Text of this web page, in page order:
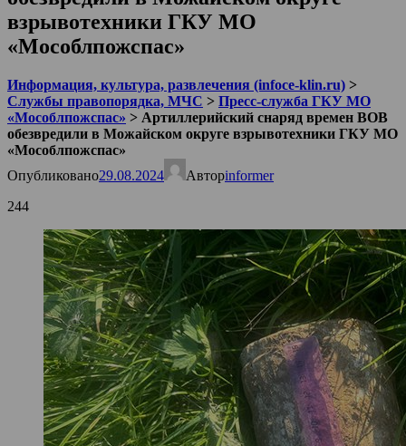
взрывотехники ГКУ МО
«Мособлпожспас»
Информация, культура, развлечения (infoce-klin.ru) >
Службы правопорядка, МЧС > Пресс-служба ГКУ МО
«Мособлпожспас» > Артиллерийский снаряд времен ВОВ
обезвредили в Можайском округе взрывотехники ГКУ МО
«Мособлпожспас»
Опубликовано29.08.2024 Авторinformer
244